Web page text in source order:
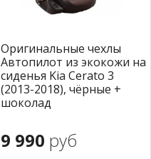
Оригинальные чехлы
Автопилот из экокожи на
сиденья Kia Cerato 3
(2013-2018), чёрные +
шоколад
9 990 руб